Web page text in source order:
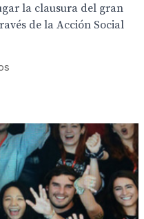
la clausura del gran
de la Acción Social